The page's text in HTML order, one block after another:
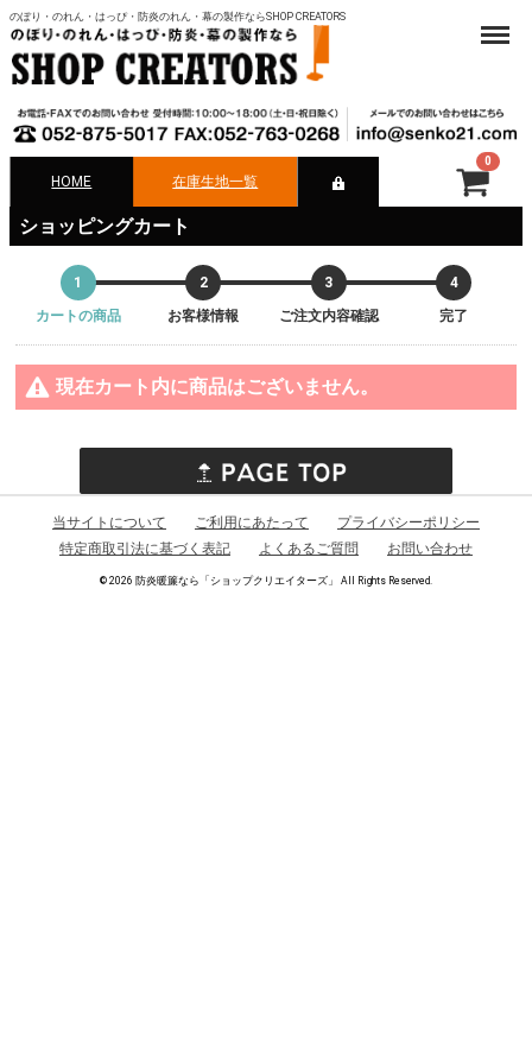
のぼり・のれん・はっぴ・防炎のれん・幕の製作ならSHOP CREATORS
HOME 在庫生地一覧
Menu
ショッピングカート
1
カートの商品
2
お客様情報
3
ご注文内容確認
4
完了
現在カート内に商品はございません。
0
当サイトについて ご利用にあたって
プライバシーポリシー
特定商取引法に基づく表記
よくあるご質問 お問い合わせ
© 2026 防炎暖簾なら「ショップクリエイターズ」 All Rights Reserved.